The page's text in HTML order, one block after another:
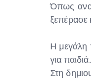
Όπως
ξεπέρασε
Η μεγάλη
για παιδιά.
Στη